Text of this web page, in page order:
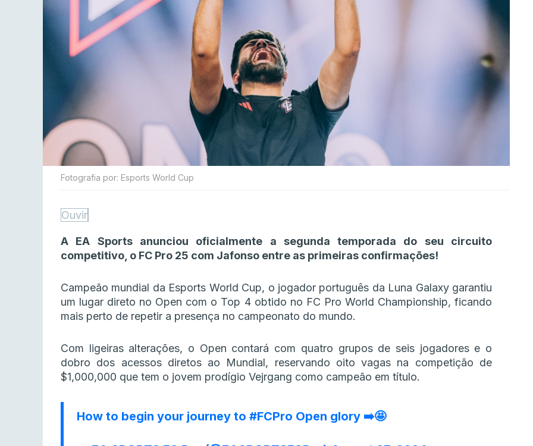
Fotografia por: Esports World Cup
Ouvir
A EA Sports anunciou oficialmente a segunda temporada do seu circuito
competitivo, o FC Pro 25 com Jafonso entre as primeiras confirmações!
Campeão mundial da Esports World Cup, o jogador português da Luna Galaxy garantiu
um lugar direto no Open com o Top 4 obtido no FC Pro World Championship, ficando
mais perto de repetir a presença no campeonato do mundo.
Com ligeiras alterações, o Open contará com quatro grupos de seis jogadores e o
dobro dos acessos diretos ao Mundial, reservando oito vagas na competição de
$1,000,000 que tem o jovem prodígio Vejrgang como campeão em título.
How to begin your journey to #FCPro Open glory ➡️🤩